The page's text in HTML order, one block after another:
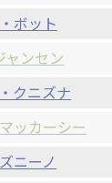
ボット
ャンセン
クニズナ
ッカーシー
ニーノ